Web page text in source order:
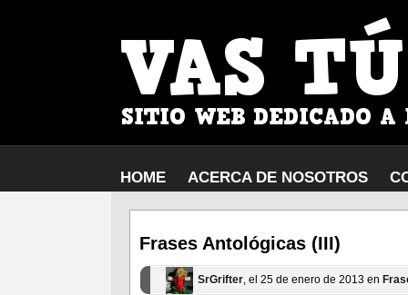
HOME ACERCA DE NOSOTROS
Frases Antológicas (III)
SrGrifter, el 25 de enero de 2013 en